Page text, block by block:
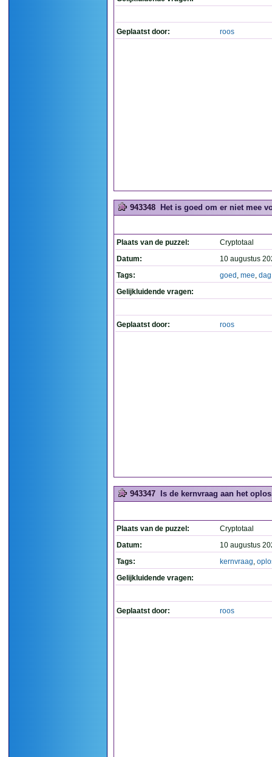
Geplaatst door: roos
943348 Het is goed om er niet mee
Plaats van de puzzel:
Cryptotaal
Datum:
10 augustus
Tags:
goed , mee, dag
Gelijkluidende vragen:
Geplaatst door: roos
943347 Is de kernvraag aan het
Plaats van de puzzel:
Cryptotaal
Datum:
10 augustus
Tags:
kernvraag,
Gelijkluidende vragen:
Geplaatst door: roos